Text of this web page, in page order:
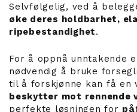
Selvfølgelig, ved å
øke deres holdbarhet,
ripebestandighet.
For å oppnå unntakende
nødvendig å bruke
til å forskjønne kan få en
beskytter mot rennende
perfekte løsningen for